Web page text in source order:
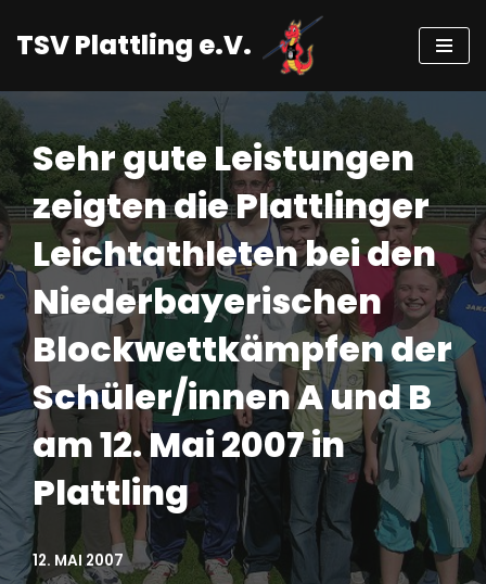
Zum
springen
TSV Plattling e.V.
Sehr gute Leistungen
zeigten die Plattlinger
Leichtathleten bei den
Niederbayerischen
Blockwettkämpfen der
Schüler/innen A und B
am 12. Mai 2007 in
Plattling
12. MAI 2007